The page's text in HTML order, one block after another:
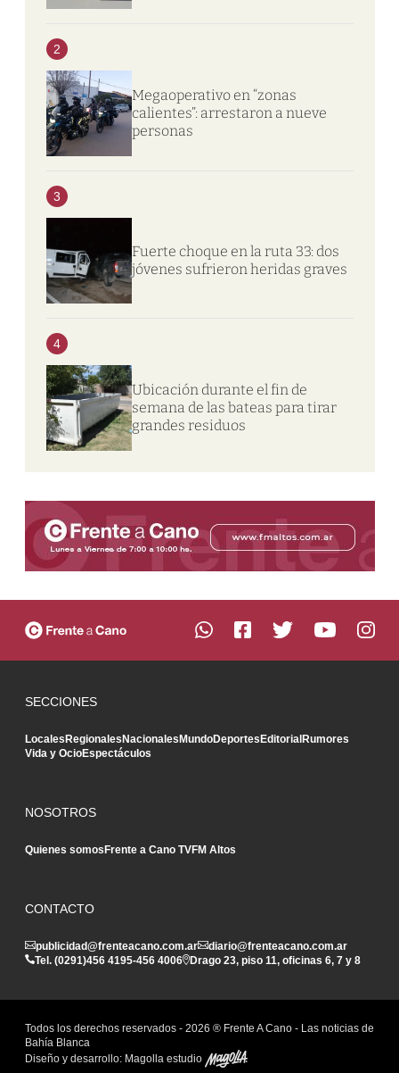
2
Megaoperativo en “zonas
calientes”: arrestaron a nueve
personas
3
Fuerte choque en la ruta 33: dos
jóvenes sufrieron heridas graves
4
Ubicación durante el fin de
semana de las bateas para tirar
grandes residuos
SECCIONES
LocalesRegionalesNacionalesMundoDeportesEditorialRumores
Vida y OcioEspectáculos
NOSOTROS
Quienes somosFrente a Cano TVFM Altos
CONTACTO
publicidad@frenteacano.com.ar
diario@frenteacano.com.ar
Tel. (0291)456 4195-456 4006 Drago 23, piso 11, oficinas 6, 7 y 8
Todos los derechos reservados - 2026 ® Frente A Cano - Las noticias de
Bahía Blanca
Diseño y desarrollo: Magolla estudio